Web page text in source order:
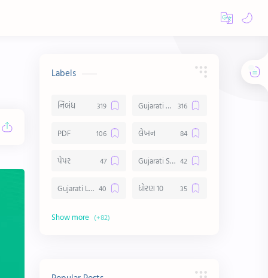
Labels
નિબંધ Gujarati Essay
PDF લેખન
પેપર Gujarati Suvichar
Gujarati Lekhan ધોરણ 10
અર્થ વિસ્તાર